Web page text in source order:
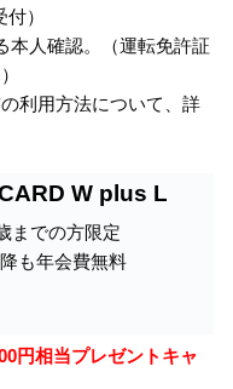
）
本人確認。（運転免許証
利用方法について、詳
W plus L
までの方限定
も年会費無料
円相当プレゼントキャ